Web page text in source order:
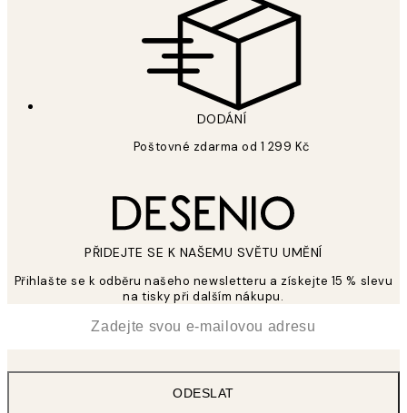
DODÁNÍ
Poštovné zdarma od 1 299 Kč
PŘIDEJTE SE K NAŠEMU SVĚTU UMĚNÍ
Přihlašte se k odběru našeho newsletteru a získejte 15 % slevu
na tisky při dalším nákupu.
ODESLAT